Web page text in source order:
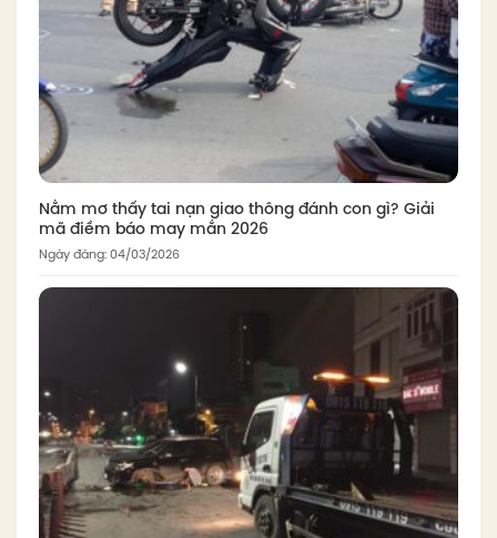
Nằm mơ thấy tai nạn giao thông đánh con gì? Giải
mã điềm báo may mắn 2026
Ngày đăng: 04/03/2026